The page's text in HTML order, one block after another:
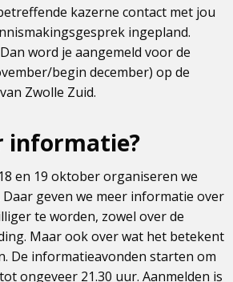
kazerne contact met jou
ingepland.
word je aangemeld voor de
begin december) op de
Zwolle Zuid.
informatie?
en 19 oktober organiseren we
geven we meer informatie over
te worden, zowel over de
Maar ook over wat het betekent
De informatieavonden starten om
ongeveer 21.30 uur. Aanmelden is